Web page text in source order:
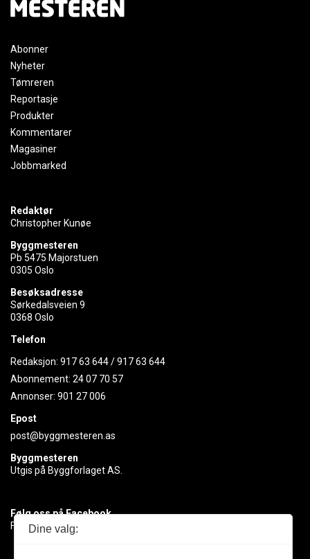
Abonner
Nyheter
Tømreren
Reportasje
Produkter
Kommentarer
Magasiner
Jobbmarked
Redaktør
Christopher Kunøe
Byggmesteren
Pb 5475 Majorstuen
0305 Oslo
Besøksadresse
Sørkedalsveien 9
0368 Oslo
Telefon
Redaksjon: 917 63 644/917 63 644
Abonnement: 24 07 70 57
Annonser: 901 27 006
Epost
post@byggmesteren.as
Byggmesteren
Utgis på Byggforlaget AS.
Følg oss på Facebook
Få med deg det siste innen byggebransjen
Dine valg: